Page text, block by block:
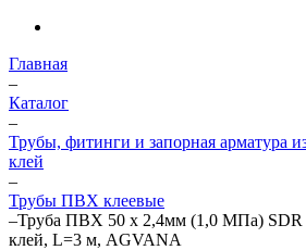
Главная
–
Каталог
–
Трубы, фитинги и запорная арматура
клей
–
Трубы ПВХ клеевые
–Труба ПВХ 50 х 2,4мм (1,0 МПа) SDR
клей, L=3 м, AGVANA